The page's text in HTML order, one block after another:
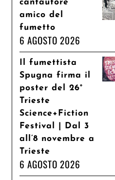
cantautore
amico del
fumetto
6 AGOSTO 2026
Il fumettista
Spugna firma il
poster del 26°
Trieste
Science+Fiction
Festival | Dal 3
all’8 novembre a
Trieste
6 AGOSTO 2026